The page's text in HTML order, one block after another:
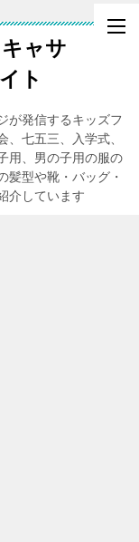
ャサ
ト
が発信するキッズフ
、七五三、入学式、
用、男の子用の服の
髪型や靴・バッグ・
介しています